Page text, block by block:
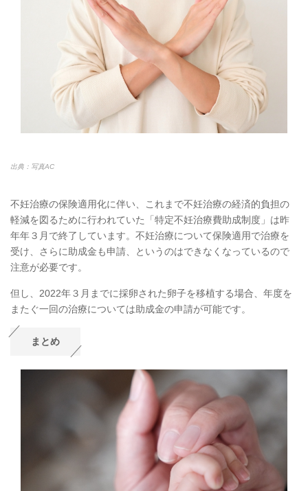
出典：写真AC
不妊治療の保険適用化に伴い、これまで不妊治療の経済的負担の
軽減を図るために行われていた「特定不妊治療費助成制度」は昨
年年３月で終了しています。不妊治療について保険適用で治療を
受け、さらに助成金も申請、というのはできなくなっているので
注意が必要です。
但し、2022年３月までに採卵された卵子を移植する場合、年度を
またぐ一回の治療については助成金の申請が可能です。
まとめ